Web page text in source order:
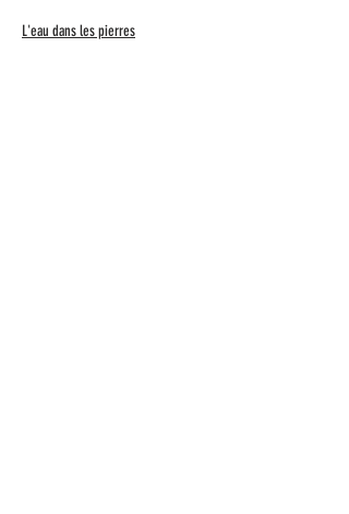
L'eau dans les pierres